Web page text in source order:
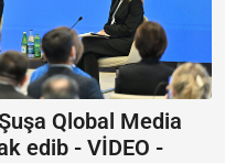
Qlobal Media
edib - VİDEO -